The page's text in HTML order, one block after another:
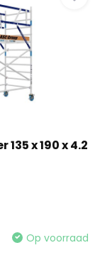
x 190 x 4.2
Op voorraad